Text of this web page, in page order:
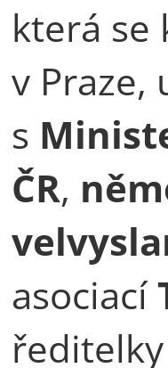
která se
v Praze,
s
ČR,
asociací